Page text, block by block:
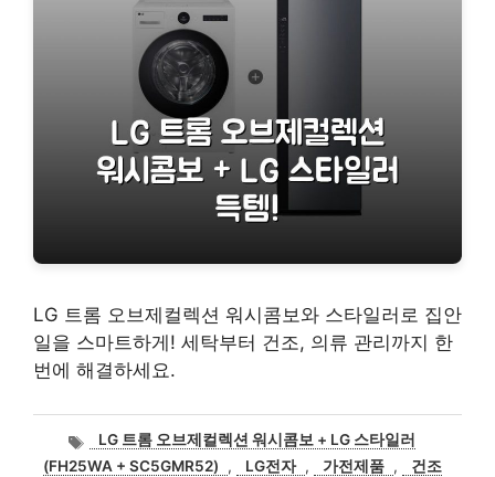
LG 트롬 오브제컬렉션 워시콤보와 스타일러로 집안
일을 스마트하게! 세탁부터 건조, 의류 관리까지 한
번에 해결하세요.
태
그
LG 트롬 오브제컬렉션 워시콤보 + LG 스타일러
(FH25WA + SC5GMR52)
, LG전자 , 가전제품 ,
건조